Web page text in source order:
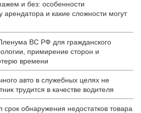
и без: особенности
арендатора и какие сложности могут
ВС РФ для гражданского
примирение сторон и
времени
авто в служебных целях не
трудится в качестве водителя
обнаружения недостатков товара